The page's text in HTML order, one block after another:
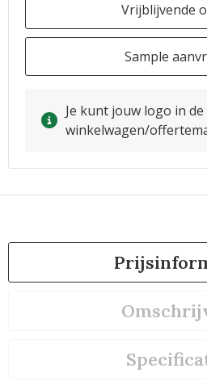
Vrijblijvende
Sample
Je kunt jouw logo in de
winkelwagen/